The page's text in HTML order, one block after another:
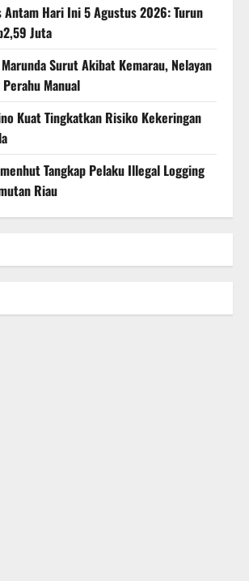
Antam Hari Ini 5 Agustus 2026: Turun
Juta
Surut Akibat Kemarau, Nelayan
Manual
Kuat Tingkatkan Risiko Kekeringan
Tangkap Pelaku Illegal Logging
Riau